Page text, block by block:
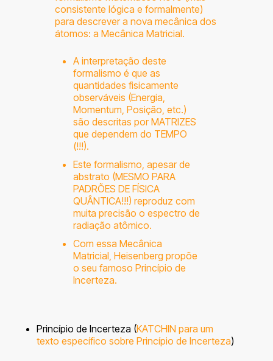
consistente lógica e formalmente)
para descrever a nova mecânica dos
átomos: a Mecânica Matricial.
A interpretação deste
formalismo é que as
quantidades fisicamente
observáveis (Energia,
Momentum, Posição, etc.)
são descritas por MATRIZES
que dependem do TEMPO
(!!!).
Este formalismo, apesar de
abstrato (MESMO PARA
PADRÕES DE FÍSICA
QUÂNTICA!!!) reproduz com
muita precisão o espectro de
radiação atômico.
Com essa Mecânica
Matricial, Heisenberg propõe
o seu famoso Princípio de
Incerteza.
Princípio de Incerteza (KATCHIN para um
texto específico sobre Princípio de Incerteza)